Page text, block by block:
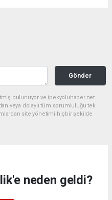
Gönder
bulunuyor ve ipekyoluhaber.net
veya dolaylı tüm sorumluluğu tek
site yönetimi hiçbir şekilde
neden geldi?